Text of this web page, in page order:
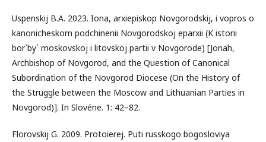
Uspenskij B.A. 2023. Iona, arxiepiskop Novgorodskij, i vopros o
kanonicheskom podchinenii Novgorodskoj eparxii (K istorii
bor`by` moskovskoj i litovskoj partii v Novgorode) [Jonah,
Archbishop of Novgorod, and the Question of Canonical
Subordination of the Novgorod Diocese (On the History of
the Struggle between the Moscow and Lithuanian Parties in
Novgorod)]. In Slovéne. 1: 42–82.
Florovskij G. 2009. Protoierej. Puti russkogo bogosloviya